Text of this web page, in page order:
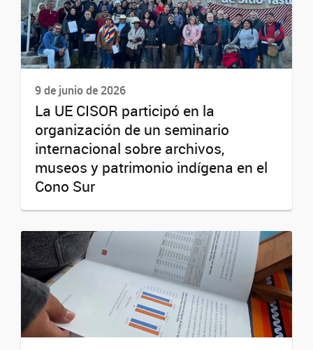
9 de junio de 2026
La UE CISOR participó en la
organización de un seminario
internacional sobre archivos,
museos y patrimonio indígena en el
Cono Sur